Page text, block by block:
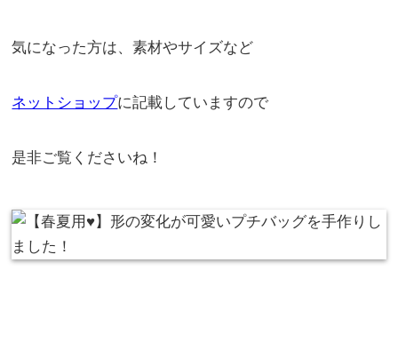
気になった方は、素材やサイズなど
ネットショップに記載していますので
是非ご覧くださいね！